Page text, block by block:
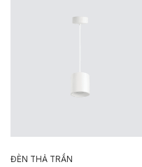
ĐÈN THẢ TRẦN